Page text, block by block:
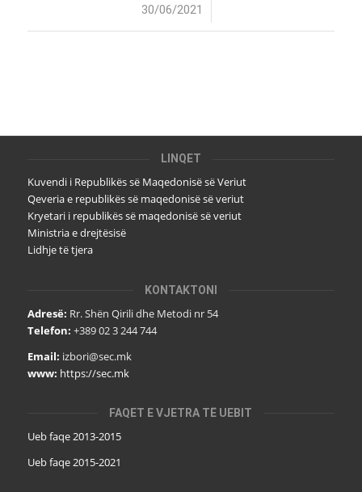
30/06/2021
/
LINQET
Kuvendi i Republikës së Maqedonisë së Veriut
Qeveria e republikës së maqedonisë së veriut
Kryetari i republikës së maqedonisë së veriut
Ministria e drejtësisë
Lidhje të tjera
KONTAKTONI
Adresë: Rr. Shën Qirili dhe Metodi nr 54
Telefon: +389 02 3 244 744
Email: izbori@sec.mk
www: https://sec.mk
FAQET E VJETRA TË UEBIT
Ueb faqe 2013-2015
Ueb faqe 2015-2021